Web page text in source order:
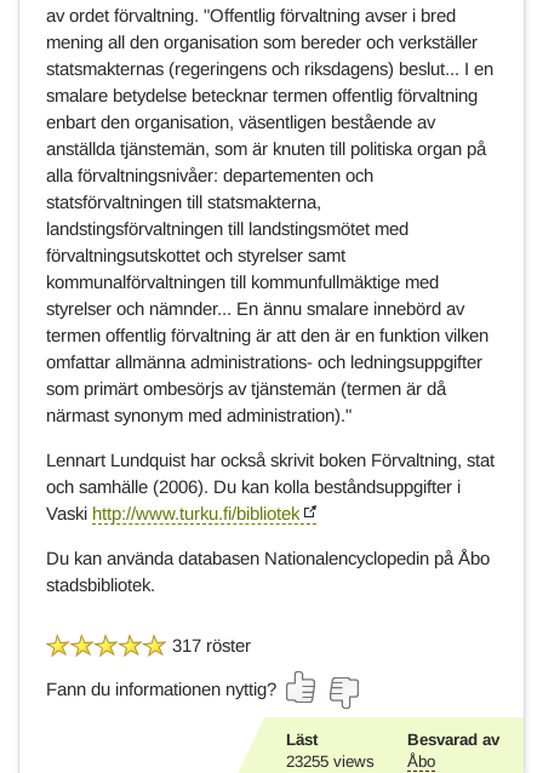
av ordet förvaltning. "Offentlig förvaltning avser i bred
mening all den organisation som bereder och verkställer
statsmakternas (regeringens och riksdagens) beslut... I en
smalare betydelse betecknar termen offentlig förvaltning
enbart den organisation, väsentligen bestående av
anställda tjänstemän, som är knuten till politiska organ på
alla förvaltningsnivåer: departementen och
statsförvaltningen till statsmakterna,
landstingsförvaltningen till landstingsmötet med
förvaltningsutskottet och styrelser samt
kommunalförvaltningen till kommunfullmäktige med
styrelser och nämnder... En ännu smalare innebörd av
termen offentlig förvaltning är att den är en funktion vilken
omfattar allmänna administrations- och ledningsuppgifter
som primärt ombesörjs av tjänstemän (termen är då
närmast synonym med administration)."
Lennart Lundquist har också skrivit boken Förvaltning, stat
och samhälle (2006). Du kan kolla beståndsuppgifter i
Vaski http://www.turku.fi/bibliotek
Du kan använda databasen Nationalencyclopedin på Åbo
stadsbibliotek.
317 röster
Fann du informationen nyttig?
Läst
23255 views
Besvarad av
Åbo